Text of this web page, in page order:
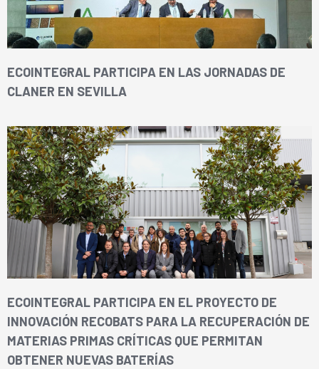
ECOINTEGRAL PARTICIPA EN LAS JORNADAS DE
CLANER EN SEVILLA
ECOINTEGRAL PARTICIPA EN EL PROYECTO DE
INNOVACIÓN RECOBATS PARA LA RECUPERACIÓN DE
MATERIAS PRIMAS CRÍTICAS QUE PERMITAN
OBTENER NUEVAS BATERÍAS